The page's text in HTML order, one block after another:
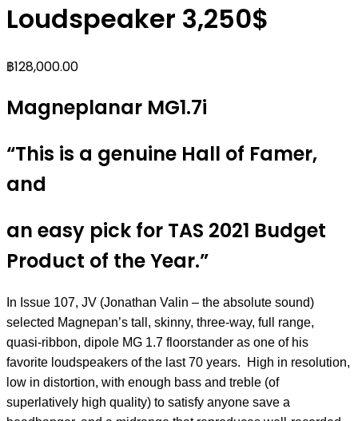
Loudspeaker 3,250$
฿128,000.00
Magneplanar MG1.7i
“This is a genuine Hall of Famer,
and
an easy pick for TAS 2021 Budget
Product of the Year.”
In Issue 107, JV (Jonathan Valin – the absolute sound)
selected Magnepan’s tall, skinny, three-way, full range,
quasi-ribbon, dipole MG 1.7 floorstander as one of his
favorite loudspeakers of the last 70 years. High in resolution,
low in distortion, with enough bass and treble (of
superlatively high quality) to satisfy anyone save a